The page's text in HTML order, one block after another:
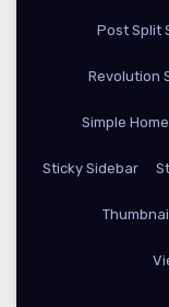
Post Split
Revolution
Simple Home
Sticky Sidebar